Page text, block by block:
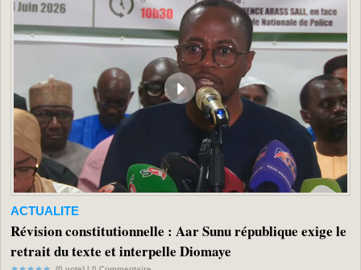
ACTUALITE
Révision constitutionnelle : Aar Sunu république exige le
retrait du texte et interpelle Diomaye